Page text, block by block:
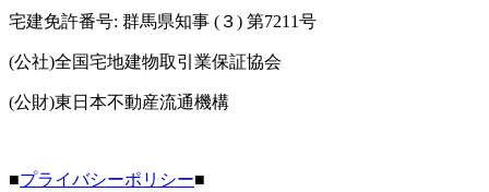
宅建免許番号: 群馬県知事 (３) 第7211号
(公社)全国宅地建物取引業保証協会
(公財)東日本不動産流通機構
■プライバシーポリシー■